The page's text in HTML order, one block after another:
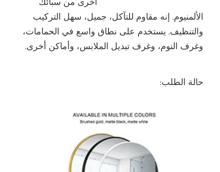
الألمنيوم. إنه مقاوم للتآكل، جميل، سهل التركيب
والتنظيف. يستخدم على نطاق واسع في الحمامات،
وغرف النوم، وغرف تبديل الملابس، وأماكن أخرى.
حالة الطلب: